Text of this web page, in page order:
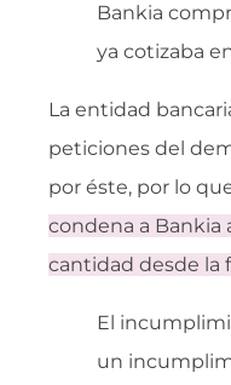
Bankia
ya cotizaba
La entidad
peticiones del
por éste, por lo
condena a Bankia
cantidad desde la
El
un